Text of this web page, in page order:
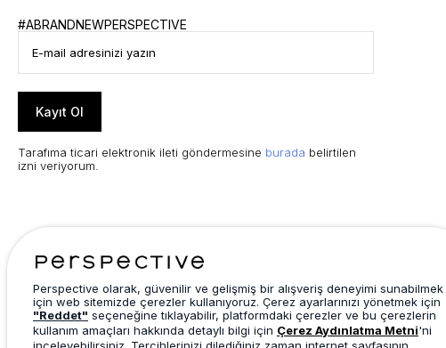
#ABRANDNEWPERSPECTIVE
Kayıt Ol
Tarafıma ticari elektronik ileti göndermesine burada belirtilen
izni veriyorum.
Perspective olarak, güvenilir ve gelişmiş bir alışveriş deneyimi sunabilmek
için web sitemizde çerezler kullanıyoruz. Çerez ayarlarınızı yönetmek için
"Reddet" seçeneğine tıklayabilir, platformdaki çerezler ve bu çerezlerin
kullanım amaçları hakkında detaylı bilgi için Çerez Aydınlatma Metni'ni